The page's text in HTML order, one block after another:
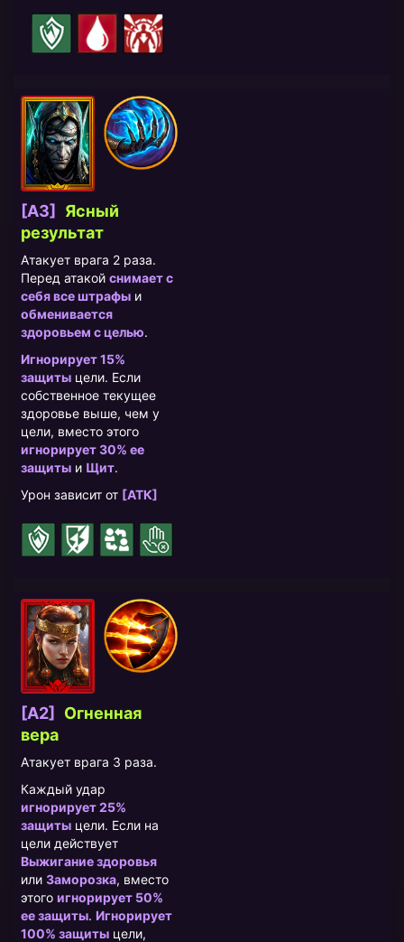
[A3]
Ясный
результат
Атакует врага 2 раза.
Перед атакой снимает с
себя все штрафы и
обменивается
здоровьем с целью.
Игнорирует 15%
защиты цели. Если
собственное текущее
здоровье выше, чем у
цели, вместо этого
игнорирует 30% ее
защиты и Щит.
Урон зависит от [АТК]
[A2]
Огненная
вера
Атакует врага 3 раза.
Каждый удар
игнорирует 25%
защиты цели. Если на
цели действует
Выжигание здоровья
или Заморозка, вместо
этого игнорирует 50%
ее защиты. Игнорирует
100% защиты цели,